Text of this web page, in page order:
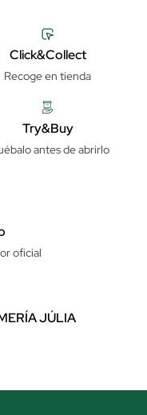
Click&Collect
Recoge en tienda
Try&Buy
antes de abrirlo
oficial
JÚLIA